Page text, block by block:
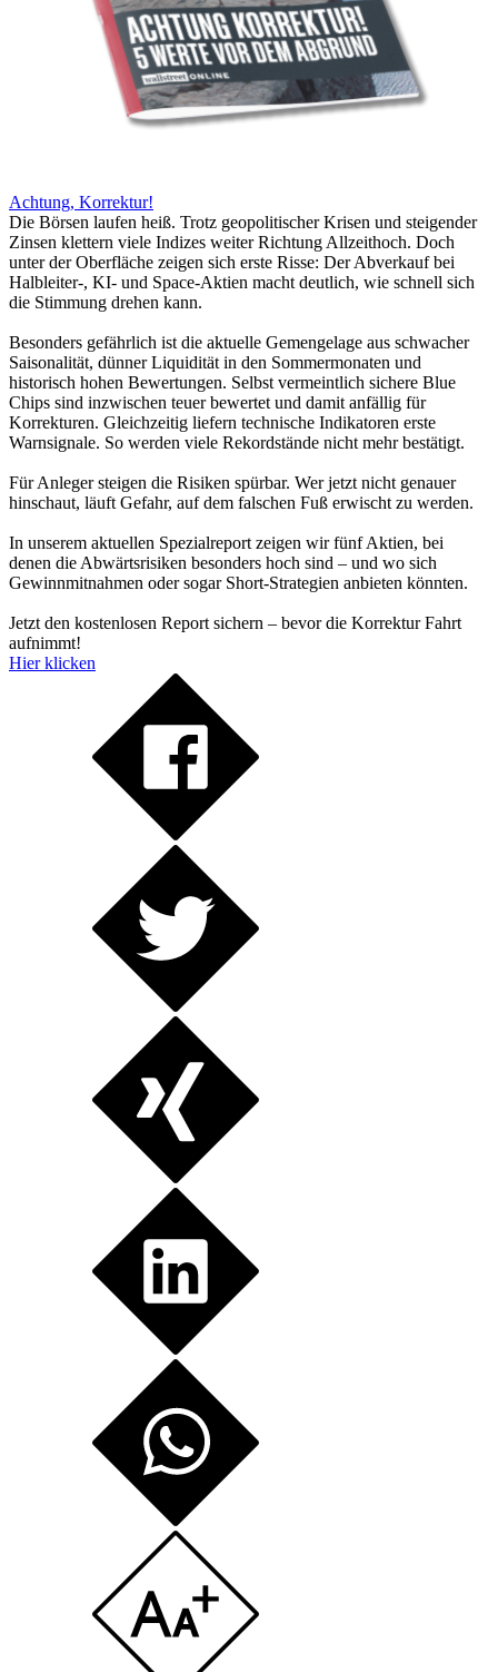
Achtung, Korrektur!
Die Börsen laufen heiß. Trotz geopolitischer Krisen und steigender
Zinsen klettern viele Indizes weiter Richtung Allzeithoch. Doch
unter der Oberfläche zeigen sich erste Risse: Der Abverkauf bei
Halbleiter-, KI- und Space-Aktien macht deutlich, wie schnell sich
die Stimmung drehen kann.
Besonders gefährlich ist die aktuelle Gemengelage aus schwacher
Saisonalität, dünner Liquidität in den Sommermonaten und
historisch hohen Bewertungen. Selbst vermeintlich sichere Blue
Chips sind inzwischen teuer bewertet und damit anfällig für
Korrekturen. Gleichzeitig liefern technische Indikatoren erste
Warnsignale. So werden viele Rekordstände nicht mehr bestätigt.
Für Anleger steigen die Risiken spürbar. Wer jetzt nicht genauer
hinschaut, läuft Gefahr, auf dem falschen Fuß erwischt zu werden.
In unserem aktuellen Spezialreport zeigen wir fünf Aktien, bei
denen die Abwärtsrisiken besonders hoch sind – und wo sich
Gewinnmitnahmen oder sogar Short-Strategien anbieten könnten.
Jetzt den kostenlosen Report sichern – bevor die Korrektur Fahrt
aufnimmt!
Hier klicken